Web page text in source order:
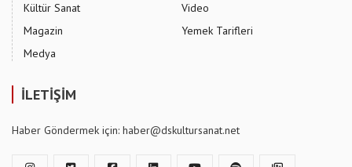
Kültür Sanat
Magazin
Medya
Video
Yemek Tarifleri
İLETİŞİM
Haber Göndermek için: haber@dskultursanat.net